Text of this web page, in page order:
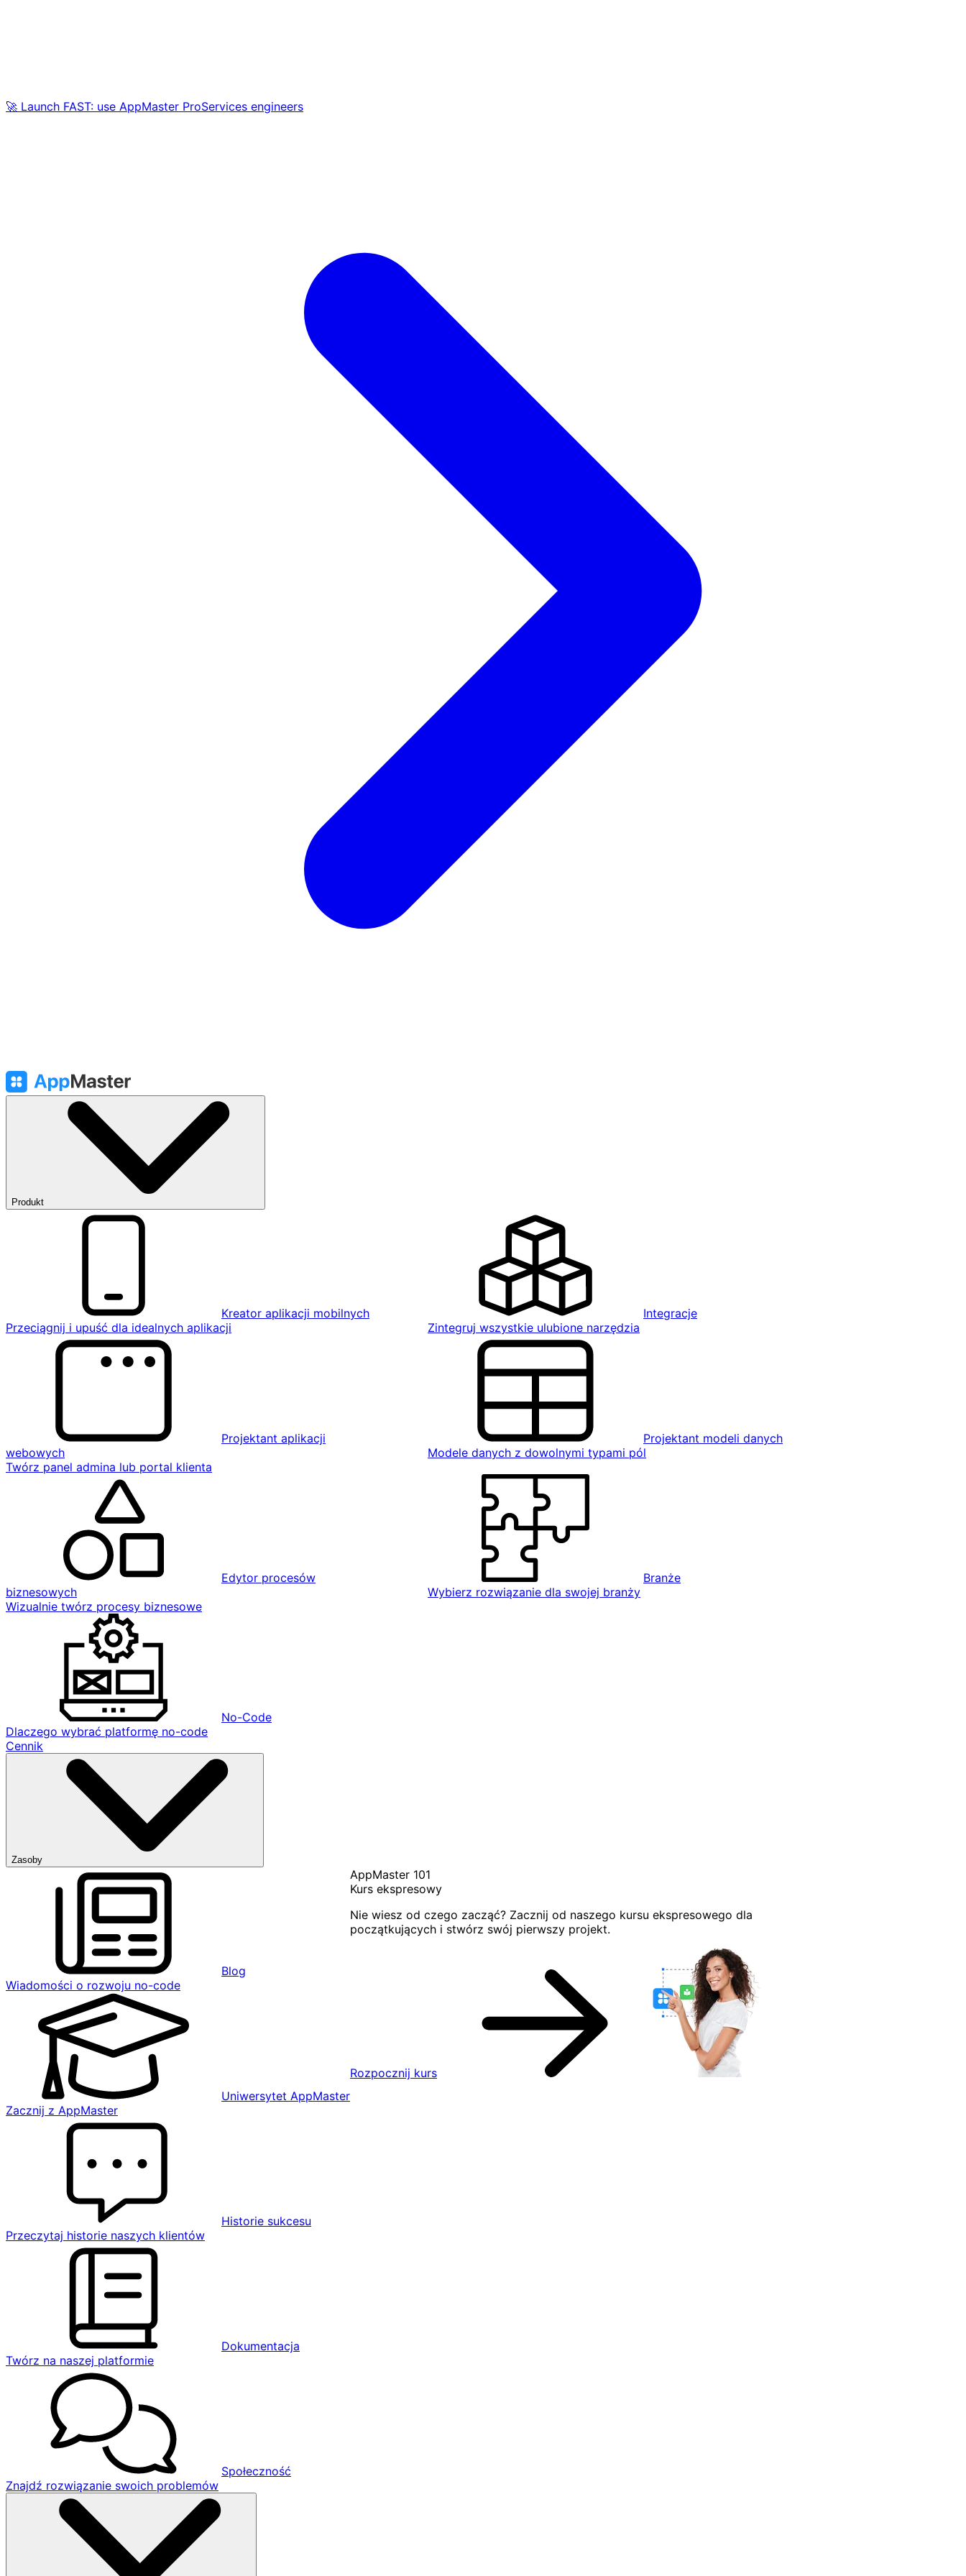
🚀 Launch FAST: use AppMaster ProServices engineers
Produkt
Kreator aplikacji mobilnych
Przeciągnij i upuść dla idealnych aplikacji
Integracje
Zintegruj wszystkie ulubione narzędzia
Projektant aplikacji
webowych
Twórz panel admina lub portal klienta
Projektant modeli danych
Modele danych z dowolnymi typami pól
Edytor procesów
biznesowych
Wizualnie twórz procesy biznesowe
Branże
Wybierz rozwiązanie dla swojej branży
No-Code
Dlaczego wybrać platformę no-code
Cennik
Zasoby
Blog
Wiadomości o rozwoju no-code
Uniwersytet AppMaster
Zacznij z AppMaster
Historie sukcesu
Przeczytaj historie naszych klientów
Dokumentacja
Twórz na naszej platformie
Społeczność
Znajdź rozwiązanie swoich problemów
AppMaster 101
Kurs ekspresowy
Nie wiesz od czego zacząć? Zacznij od naszego kursu ekspresowego dla
początkujących i stwórz swój pierwszy projekt.
Rozpocznij kurs